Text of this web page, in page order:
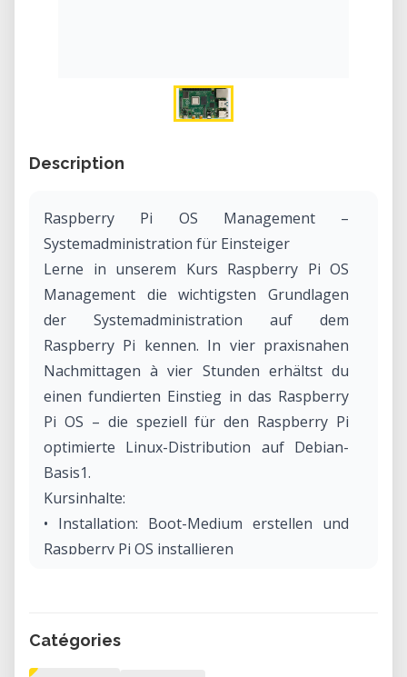
Description
Raspberry Pi OS Management –
Systemadministration für Einsteiger
Lerne in unserem Kurs Raspberry Pi OS
Management die wichtigsten Grundlagen
der Systemadministration auf dem
Raspberry Pi kennen. In vier praxisnahen
Nachmittagen à vier Stunden erhältst du
einen fundierten Einstieg in das Raspberry
Pi OS – die speziell für den Raspberry Pi
optimierte Linux-Distribution auf Debian-
Basis1.
Kursinhalte:
• Installation: Boot-Medium erstellen und
Raspberry Pi OS installieren
und Zugriff via SSH
Catégories